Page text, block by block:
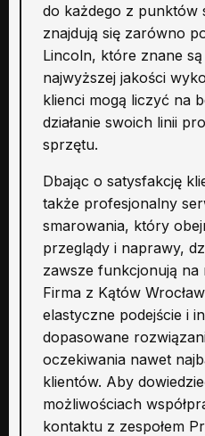
do każdego z punktów
znajdują się zarówno
Lincoln, które znane
najwyższej jakości
klienci mogą liczyć na
działanie swoich linii
sprzętu.
Dbając o satysfakcję
także profesjonalny
smarowania, który
przeglądy i naprawy,
zawsze funkcjonują na
Firma z Kątów
elastyczne podejście i
dopasowane
oczekiwania nawet
klientów. Aby
możliwościach
kontaktu z zespołem